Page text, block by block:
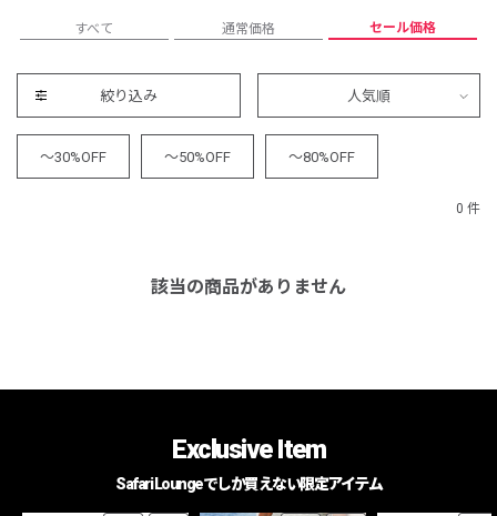
すべて 通常価格 セール価格
絞り込み 人気順
～30%OFF ～50%OFF ～80%OFF
0 件
該当の商品がありません
Exclusive Item
Safari Loungeでしか買えない限定アイテム